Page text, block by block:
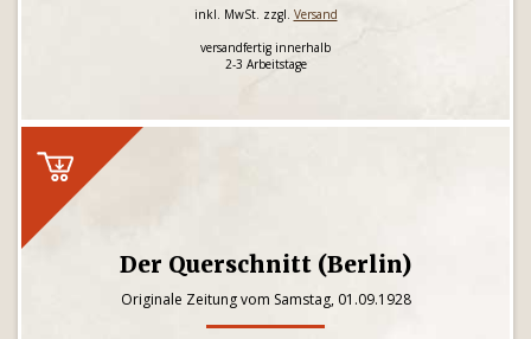
inkl. MwSt. zzgl. Versand
versandfertig innerhalb
2-3 Arbeitstage
Der Querschnitt (Berlin)
Originale Zeitung vom Samstag, 01.09.1928